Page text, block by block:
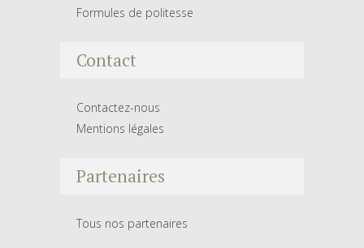
Formules de politesse
Contact
Contactez-nous
Mentions légales
Partenaires
Tous nos partenaires